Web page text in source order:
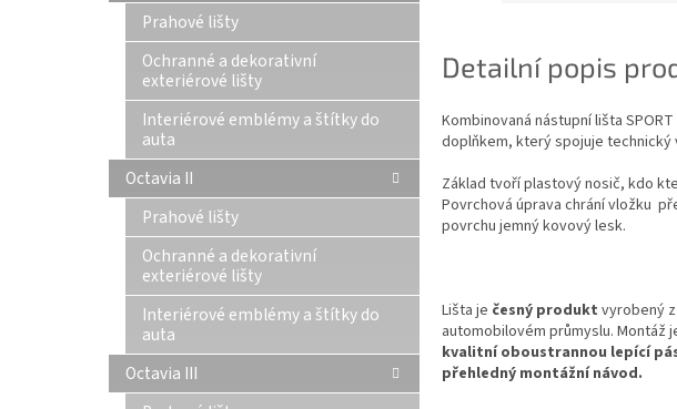
Prahové lišty
Ochranné a dekorativní
exteriérové lišty
Interiérové emblémy a štítky do
auta
Octavia II
Prahové lišty
Ochranné a dekorativní
exteriérové lišty
Interiérové emblémy a štítky do
auta
Octavia III
Detailní popis
Kombinovaná nástupní lišta
doplňkem, který spojuje
Základ tvoří plastový nosič, kdo
Povrchová úprava chrání vložku
povrchu jemný kovový lesk.
Lišta je česný produkt vyrobený z
automobilovém průmyslu. Montáž
kvalitní oboustrannou lepící
přehledný montážní návod.